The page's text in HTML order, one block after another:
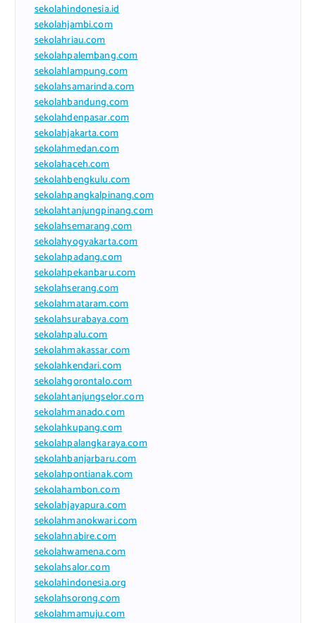
sekolahindonesia.id
sekolahjambi.com
sekolahriau.com
sekolahpalembang.com
sekolahlampung.com
sekolahsamarinda.com
sekolahbandung.com
sekolahdenpasar.com
sekolahjakarta.com
sekolahmedan.com
sekolahaceh.com
sekolahbengkulu.com
sekolahpangkalpinang.com
sekolahtanjungpinang.com
sekolahsemarang.com
sekolahyogyakarta.com
sekolahpadang.com
sekolahpekanbaru.com
sekolahserang.com
sekolahmataram.com
sekolahsurabaya.com
sekolahpalu.com
sekolahmakassar.com
sekolahkendari.com
sekolahgorontalo.com
sekolahtanjungselor.com
sekolahmanado.com
sekolahkupang.com
sekolahpalangkaraya.com
sekolahbanjarbaru.com
sekolahpontianak.com
sekolahambon.com
sekolahjayapura.com
sekolahmanokwari.com
sekolahnabire.com
sekolahwamena.com
sekolahsalor.com
sekolahindonesia.org
sekolahsorong.com
sekolahmamuju.com